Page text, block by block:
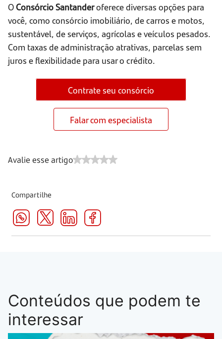
OConsórcio Santanderoferece diversas opções para
você, como consórcio imobiliário, de carros e motos,
sustentável, de serviços, agrícolas e veículos pesados.
Com taxas de administração atrativas, parcelas sem
juros e flexibilidade para usar o crédito.
Contrate seu consórcio
Falar com especialista
Avalie esse artigo
Compartilhe
Conteúdos que podem te
interessar